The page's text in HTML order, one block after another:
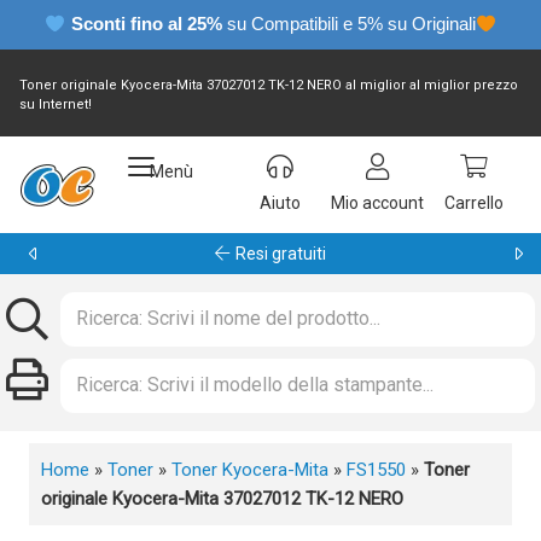
Sconti fino al 25% su Compatibili e 5% su Originali
Toner originale Kyocera-Mita 37027012 TK-12 NERO al miglior al miglior prezzo
su Internet!
Menù
Aiuto
Mio account Carrello
Garanzia 24 mesi
Home » Toner » Toner Kyocera-Mita » FS1550 » Toner
originale Kyocera-Mita 37027012 TK-12 NERO